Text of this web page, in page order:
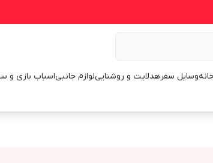
وسایل سفرهدلایت و روشناییلوازم جانبیاسباب بازی و